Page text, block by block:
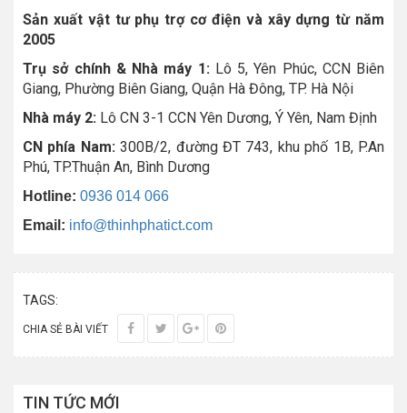
Sản xuất vật tư phụ trợ cơ điện và xây dựng từ năm
2005
Trụ sở chính & Nhà máy 1: Lô 5, Yên Phúc, CCN Biên
Giang, Phường Biên Giang, Quận Hà Đông, TP. Hà Nội
Nhà máy 2: Lô CN 3-1 CCN Yên Dương, Ý Yên, Nam Định
CN phía Nam:300B/2, đường ĐT 743, khu phố 1B, P.An
Phú, TP.Thuận An, Bình Dương
Hotline: 0936 014 066
Email: info@thinhphatict.com
TAGS:
CHIA SẺ BÀI VIẾT
TIN TỨC MỚI